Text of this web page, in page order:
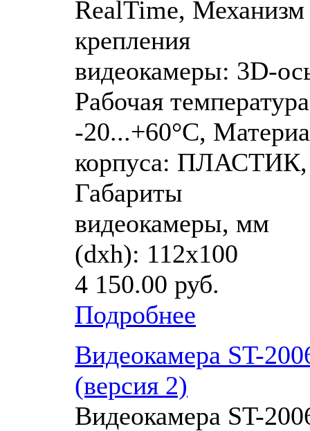
RealTime, Механизм
крепления
видеокамеры: 3D-
Рабочая
-20...+60°C,
корпуса: ПЛАСТИК,
Габариты
видеокамеры, мм
(dхh): 112х100
4 150.00 руб.
Подробнее
Видеокамера ST-
(версия 2)
Видеокамера ST-